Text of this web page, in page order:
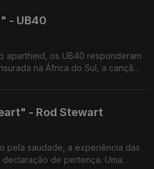
- UB40
apartheid, os UB40 responderam
na África do Sul, a canção
- Rod Stewart
pela saudade, a experiência das
de pertença. Uma